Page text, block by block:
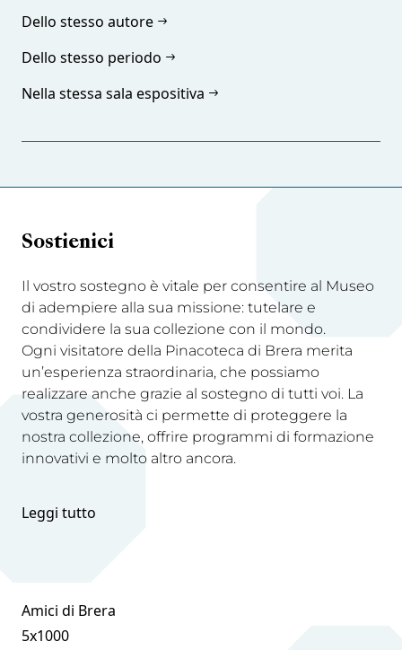
Dello stesso autore
Dello stesso periodo
Nella stessa sala espositiva
Sostienici
Il vostro sostegno è vitale per consentire al Museo
di adempiere alla sua missione: tutelare e
condividere la sua collezione con il mondo.
Ogni visitatore della Pinacoteca di Brera merita
un’esperienza straordinaria, che possiamo
realizzare anche grazie al sostegno di tutti voi. La
vostra generosità ci permette di proteggere la
nostra collezione, offrire programmi di formazione
innovativi e molto altro ancora.
Leggi tutto
Amici di Brera
5x1000